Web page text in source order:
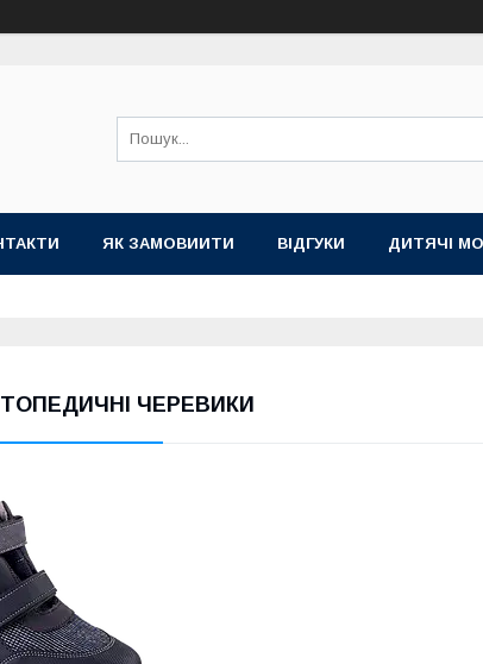
ЯК ЗАМОВИИТИ ВІДГУКИ ДИТЯЧІ
ЧЕРЕВИКИ